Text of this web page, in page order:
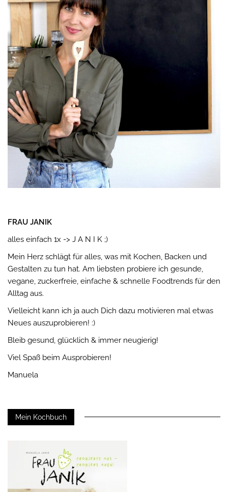
FRAU JANIK
alles einfach 1x -> J A N I K ;)
Mein Herz schlägt für alles, was mit Kochen, Backen und
Gestalten zu tun hat. Am liebsten probiere ich gesunde,
vegane, zuckerfreie, einfache & schnelle Foodtrends für den
Alltag aus.
Vielleicht kann ich ja auch Dich dazu motivieren mal etwas
Neues auszuprobieren! :)
Bleib gesund, glücklich & immer neugierig!
Viel Spaß beim Ausprobieren!
Manuela
Mein Kochbuch